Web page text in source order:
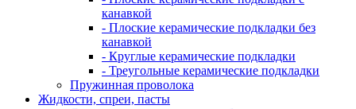
канавкой
- Плоские керамические подкладки без
канавкой
- Круглые керамические подкладки
- Треугольные керамические подкладки
Пружинная проволока
Жидкости, спреи, пасты